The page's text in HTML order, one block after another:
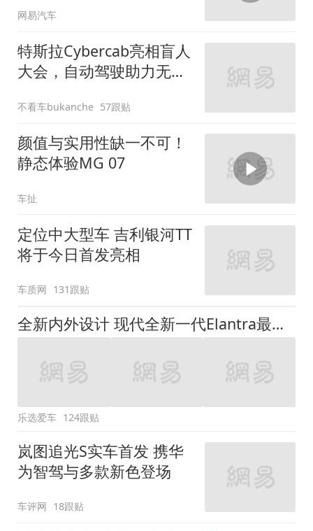
网易汽车
特斯拉Cybercab亮相盲人
大会，自动驾驶助力无障
不看车bukanche 57跟贴
颜值与实用性缺一不可！
静态体验MG 07
车扯
定位中大型车 吉利银河TT
将于今日首发亮相
车质网 131跟贴
全新内外设计 现代全新一代Elantra最新消息曝光
乐选爱车 124跟贴
岚图追光S实车首发 携华
为智驾与多款新色登场
车评网 18跟贴